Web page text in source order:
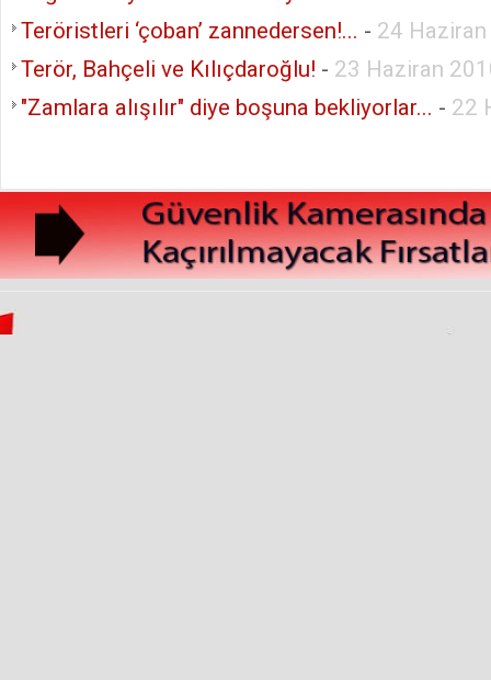
Teröristleri ‘çoban’ zannedersen!... - 24
Terör, Bahçeli ve Kılıçdaroğlu! - 23 Haziran
"Zamlara alışılır" diye boşuna bekliyorlar... - 22